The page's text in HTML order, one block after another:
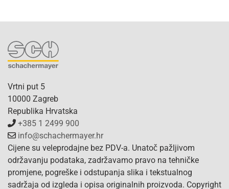
Vrtni put 5
10000 Zagreb
Republika Hrvatska
+385 1 2499 900
info@schachermayer.hr
Cijene su veleprodajne bez PDV-a. Unatoč pažljivom
održavanju podataka, zadržavamo pravo na tehničke
promjene, pogreške i odstupanja slika i tekstualnog
sadržaja od izgleda i opisa originalnih proizvoda. Copyright